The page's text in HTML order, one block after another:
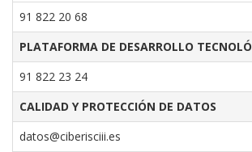
91 822 20 68
PLATAFORMA DE DESARROLLO
91 822 23 24
CALIDAD Y PROTECCIÓN DE DATOS
datos@ciberisciii.es